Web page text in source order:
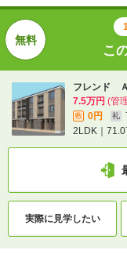
こ
フレンド
7.5万円 (管
敷 0円 礼
2LDK｜
実際に見学したい